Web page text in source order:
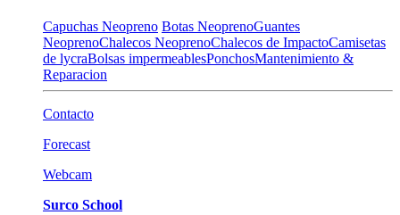
Capuchas Neopreno Botas NeoprenoGuantes
NeoprenoChalecos NeoprenoChalecos de ImpactoCamisetas
de lycraBolsas impermeablesPonchosMantenimiento &
Reparacion
Contacto
Forecast
Webcam
Surco School